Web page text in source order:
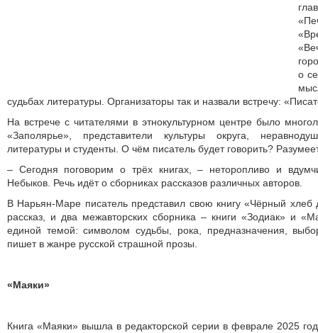
о
судьбах литературы. Организаторы так и назвали встречу:
На встрече с читателями в этнокультурном центре было
«Заполярье», представители культуры округа,
литературы и студенты. О чём писатель будет говорить?
– Сегодня поговорим о трёх книгах, – неторопливо и
Небыков. Речь идёт о сборниках рассказов различных авторов.
В Нарьян-Маре писатель представил свою книгу «Чёрный хлеб
рассказ, и два межавторских сборника – книги «Зодиак» и
единой темой: символом судьбы, рока, предназначения,
пишет в жанре русской страшной прозы.
«Маяки»
Книга «Маяки» вышла в редакторской серии в феврале 2025